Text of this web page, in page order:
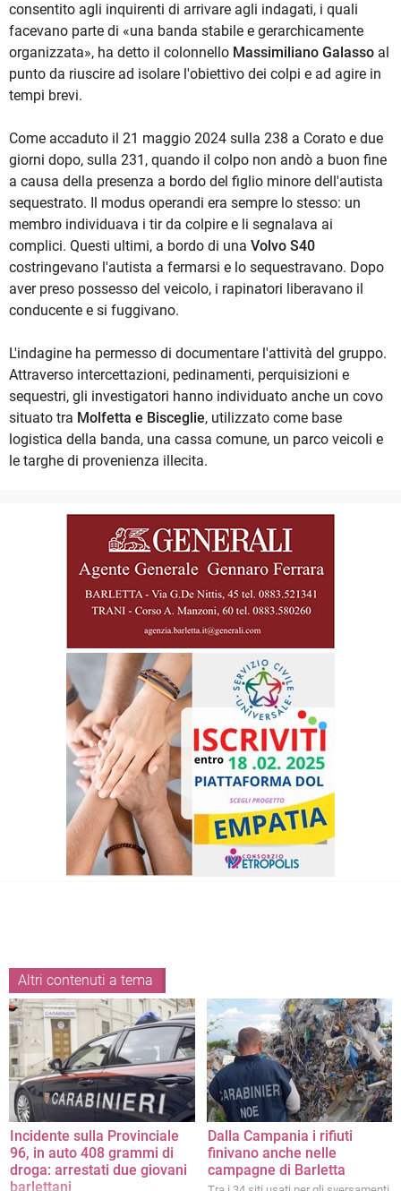
consentito agli inquirenti di arrivare agli indagati, i quali
facevano parte di «una banda stabile e gerarchicamente
organizzata», ha detto il colonnello Massimiliano Galasso al
punto da riuscire ad isolare l'obiettivo dei colpi e ad agire in
tempi brevi.
Come accaduto il 21 maggio 2024 sulla 238 a Corato e due
giorni dopo, sulla 231, quando il colpo non andò a buon fine
a causa della presenza a bordo del figlio minore dell'autista
sequestrato. Il modus operandi era sempre lo stesso: un
membro individuava i tir da colpire e li segnalava ai
complici. Questi ultimi, a bordo di una Volvo S40
costringevano l'autista a fermarsi e lo sequestravano. Dopo
aver preso possesso del veicolo, i rapinatori liberavano il
conducente e si fuggivano.
L'indagine ha permesso di documentare l'attività del gruppo.
Attraverso intercettazioni, pedinamenti, perquisizioni e
sequestri, gli investigatori hanno individuato anche un covo
situato tra Molfetta e Bisceglie, utilizzato come base
logistica della banda, una cassa comune, un parco veicoli e
le targhe di provenienza illecita.
Altri contenuti a tema
Incidente sulla Provinciale
96, in auto 408 grammi di
droga: arrestati due giovani
barlettani
Dalla Campania i rifiuti
finivano anche nelle
campagne di Barletta